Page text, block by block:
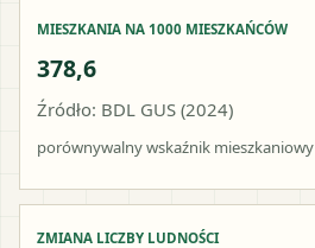
MIESZKANIA NA 1000 MIESZKAŃCÓW
378,6
Źródło: BDL GUS (2024)
porównywalny wskaźnik mieszkaniowy
ZMIANA LICZBY LUDNOŚCI